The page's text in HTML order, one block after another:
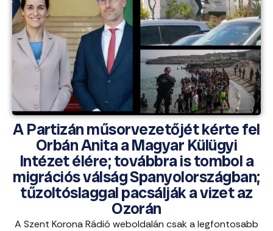
A Partizán műsorvezetőjét kérte fel
Orbán Anita a Magyar Külügyi
Intézet élére; továbbra is tombol a
migrációs válság Spanyolországban;
tűzoltóslaggal pacsálják a vizet az
Ozorán
A Szent Korona Rádió weboldalán csak a legfontosabb